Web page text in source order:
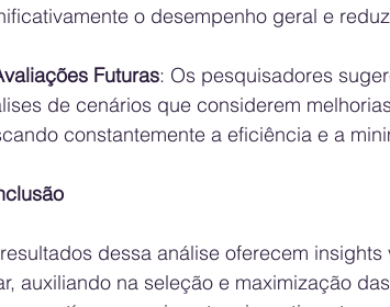
o desempenho geral e
Futuras: Os pesquisadores
de cenários que considerem
constantemente a eficiência e a
dessa análise oferecem
auxiliando na seleção e maximização